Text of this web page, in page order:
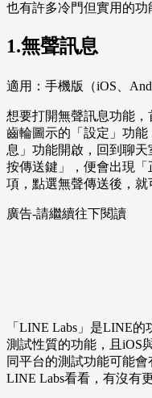
也有許多冷門但實用的功
1.無聲訊息
適用：手機版（iOS、
想要打開無聲訊息功能
齒輪圖示的「設定」功
息」功能開啟，回到聊
按傳送鍵」，便會出現
項，點選無聲傳送後，就
廣告-請繼續往下閱讀
「LINE Labs」是LINE
測試性質的功能，且iOS
同平台的測試功能可能
LINE Labs看看，有沒有